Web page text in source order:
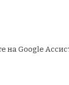
на Google